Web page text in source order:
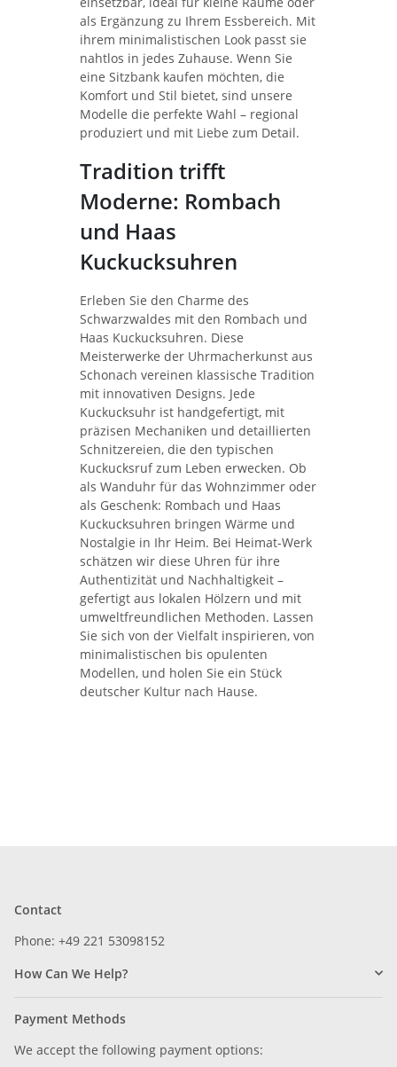
als Ergänzung zu Ihrem Essbereich. Mit
ihrem minimalistischen Look passt sie
nahtlos in jedes Zuhause. Wenn Sie
eine Sitzbank kaufen möchten, die
Komfort und Stil bietet, sind unsere
Modelle die perfekte Wahl – regional
produziert und mit Liebe zum Detail.
Tradition trifft
Moderne: Rombach
und Haas
Kuckucksuhren
Erleben Sie den Charme des
Schwarzwaldes mit den Rombach und
Haas Kuckucksuhren. Diese
Meisterwerke der Uhrmacherkunst aus
Schonach vereinen klassische Tradition
mit innovativen Designs. Jede
Kuckucksuhr ist handgefertigt, mit
präzisen Mechaniken und detaillierten
Schnitzereien, die den typischen
Kuckucksruf zum Leben erwecken. Ob
als Wanduhr für das Wohnzimmer oder
als Geschenk: Rombach und Haas
Kuckucksuhren bringen Wärme und
Nostalgie in Ihr Heim. Bei Heimat-Werk
schätzen wir diese Uhren für ihre
Authentizität und Nachhaltigkeit –
gefertigt aus lokalen Hölzern und mit
umweltfreundlichen Methoden. Lassen
Sie sich von der Vielfalt inspirieren, von
minimalistischen bis opulenten
Modellen, und holen Sie ein Stück
deutscher Kultur nach Hause.
Contact
Phone: +49 221 53098152
How Can We Help?
Payment Methods
We accept the following payment options: